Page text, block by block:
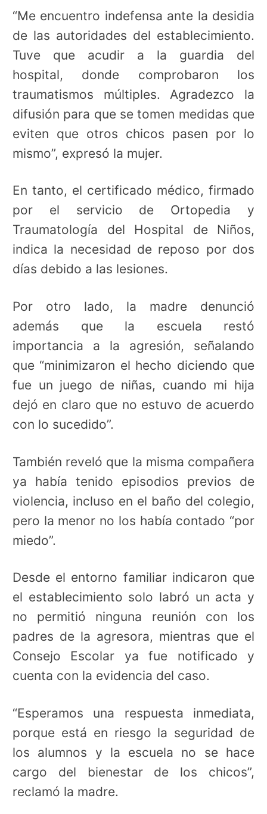
“Me encuentro indefensa ante la desidia
de las autoridades del establecimiento.
Tuve que acudir a la guardia del
hospital, donde comprobaron los
traumatismos múltiples. Agradezco la
difusión para que se tomen medidas que
eviten que otros chicos pasen por lo
mismo”, expresó la mujer.
En tanto, el certificado médico, firmado
por el servicio de Ortopedia y
Traumatología del Hospital de Niños,
indica la necesidad de reposo por dos
días debido a las lesiones.
Por otro lado, la madre denunció
además que la escuela restó
importancia a la agresión, señalando
que “minimizaron el hecho diciendo que
fue un juego de niñas, cuando mi hija
dejó en claro que no estuvo de acuerdo
con lo sucedido”.
También reveló que la misma compañera
ya había tenido episodios previos de
violencia, incluso en el baño del colegio,
pero la menor no los había contado “por
miedo”.
Desde el entorno familiar indicaron que
el establecimiento solo labró un acta y
no permitió ninguna reunión con los
padres de la agresora, mientras que el
Consejo Escolar ya fue notificado y
cuenta con la evidencia del caso.
“Esperamos una respuesta inmediata,
porque está en riesgo la seguridad de
los alumnos y la escuela no se hace
cargo del bienestar de los chicos”,
reclamó la madre.